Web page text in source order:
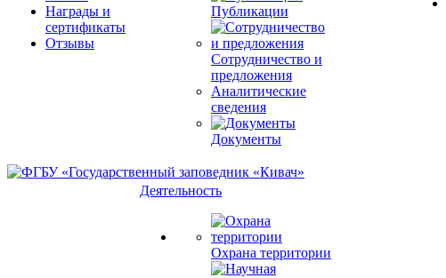
Награды и
сертификаты
Отзывы
Публикации
Сотрудничество и
предложения
Аналитические
сведения
Документы
Деятельность
Охрана территории